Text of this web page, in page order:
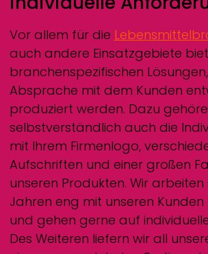
Vor allem für die
auch andere Einsatzgebiete
branchenspezifischen
Absprache mit dem Kunden
produziert werden. Dazu
selbstverständlich auch die
mit Ihrem Firmenlogo,
Aufschriften und einer großen
unseren Produkten. Wir arbeiten
Jahren eng mit unseren
und gehen gerne auf
Des Weiteren liefern wir all